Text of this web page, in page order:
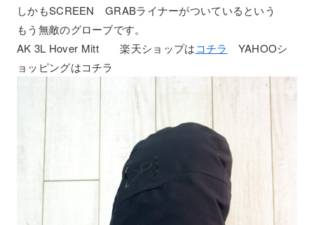
しかもSCREEN GRABライナーがついているという
もう無敵のグローブです。
AK 3L Hover Mitt 楽天ショップはコチラ
YAHOOシ
ョッピングはコチラ